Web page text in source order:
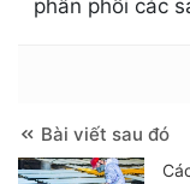
phân phối các
Bài viết sau đó